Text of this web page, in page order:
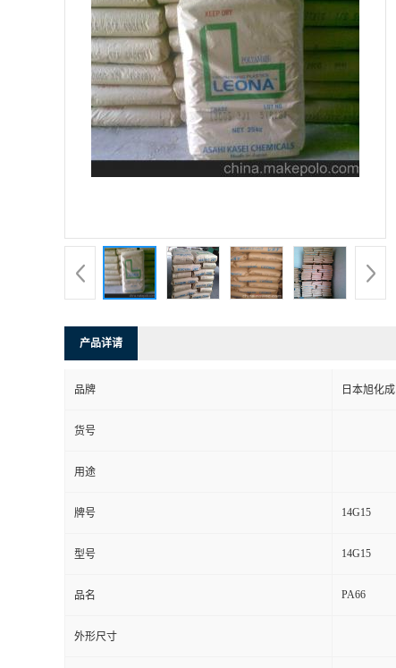
产品详请
品牌 日本旭化成
货号
用途
牌号 14G15
型号 14G15
品名 PA66
外形尺寸